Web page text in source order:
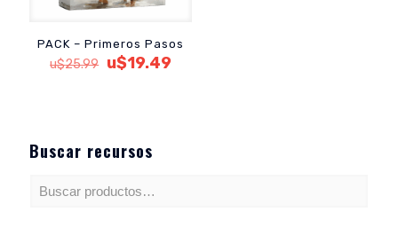
PACK – Primeros Pasos
u$25.99 El
u$19.49El
Buscar recursos